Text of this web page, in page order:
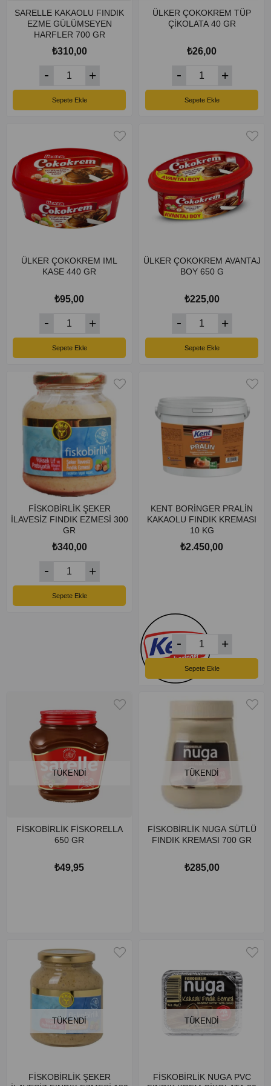
SARELLE KAKAOLU FINDIK
EZME GÜLÜMSEYEN
HARFLER 700 GR
₺310,00
Sepete Ekle
ÜLKER ÇOKOKREM TÜP
ÇİKOLATA 40 GR
₺26,00
Sepete Ekle
ÜLKER ÇOKOKREM IML
KASE 440 GR
₺95,00
Sepete Ekle
ÜLKER ÇOKOKREM AVANTAJ
BOY 650 G
₺225,00
Sepete Ekle
FİSKOBİRLİK ŞEKER
İLAVESİZ FINDIK EZMESİ 300
GR
₺340,00
Sepete Ekle
KENT BORİNGER PRALİN
KAKAOLU FINDIK KREMASI
10 KG
₺2.450,00
Sepete Ekle
TÜKENDI
FİSKOBİRLİK FİSKORELLA
650 GR
₺49,95
TÜKENDI
FİSKOBİRLİK NUGA SÜTLÜ
FINDIK KREMASI 700 GR
₺285,00
TÜKENDI
FİSKOBİRLİK ŞEKER
TÜKENDI
FİSKOBİRLİK NUGA PVC